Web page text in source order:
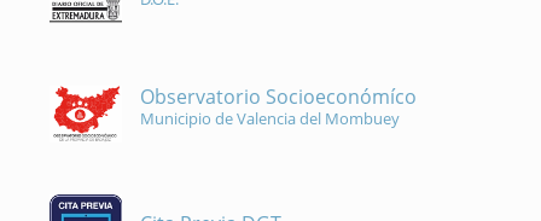
Observatorio Socioeconómíco
Municipio de Valencia del Mombuey